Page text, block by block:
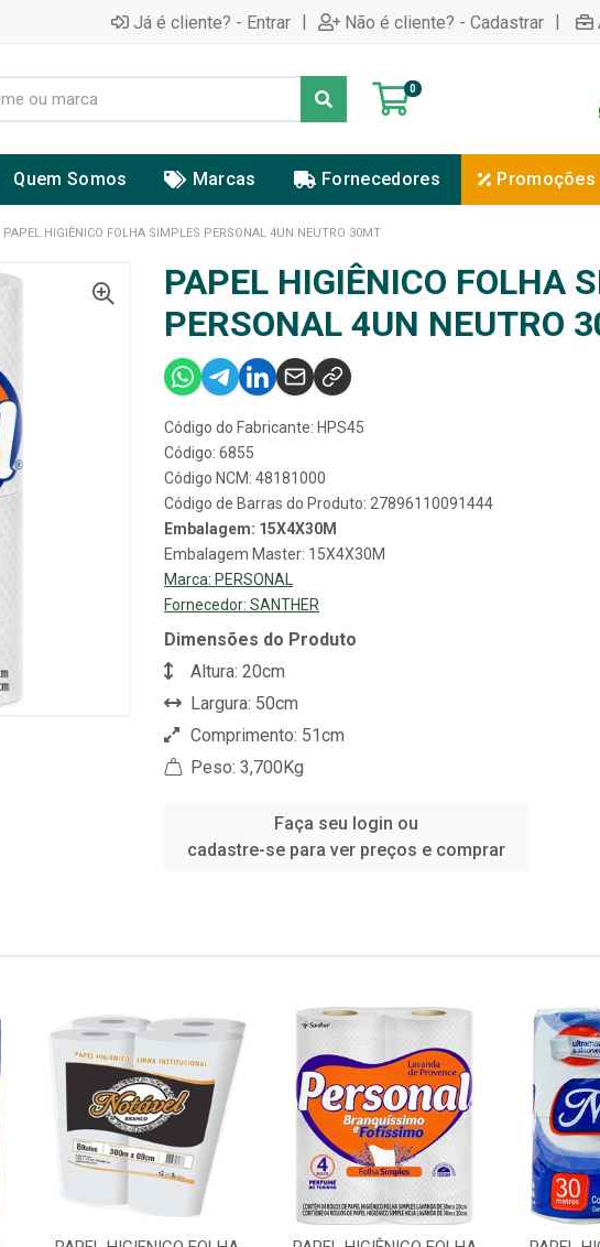
Já é cliente? - Entrar | Não é cliente? - Cadastrar |
0
Quem Somos Marcas Fornecedores Promoções
PAPEL HIGIÊNICO FOLHA SIMPLES PERSONAL 4UN NEUTRO 30MT
PAPEL HIGIÊNICO FOLHA
PERSONAL 4UN NEUTRO
Código do Fabricante: HPS45
Código: 6855
Código NCM: 48181000
Código de Barras do Produto: 27896110091444
Embalagem: 15X4X30M
Embalagem Master: 15X4X30M
Marca: PERSONAL
Fornecedor: SANTHER
Dimensões do Produto
Altura: 20cm
Largura: 50cm
Comprimento: 51cm
Peso: 3,700Kg
Faça seu login ou
cadastre-se para ver preços e comprar